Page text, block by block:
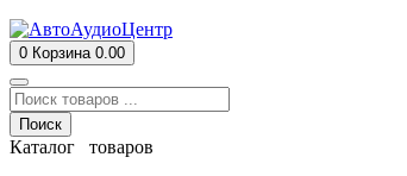
0 Корзина 0.00
Поиск
Каталог товаров